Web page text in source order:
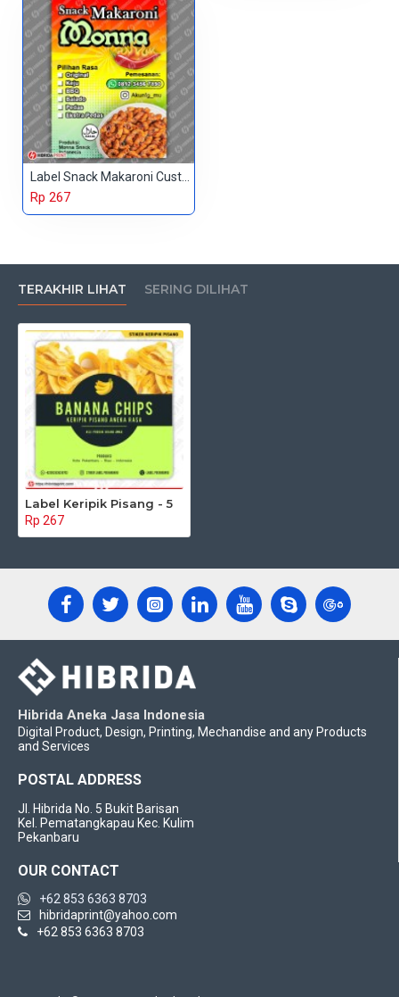
Rp 267
TERAKHIR LIHAT SERING DILIHAT
Label Keripik Pisang - 5
Rp 267
Hibrida Aneka Jasa Indonesia
Digital Product, Design, Printing, Mechandise and any Products
and Services
POSTAL ADDRESS
Jl. Hibrida No. 5 Bukit Barisan
Kel. Pematangkapau Kec. Kulim
Pekanbaru
OUR CONTACT
+62 853 6363 8703
hibridaprint@yahoo.com
+62 853 6363 8703